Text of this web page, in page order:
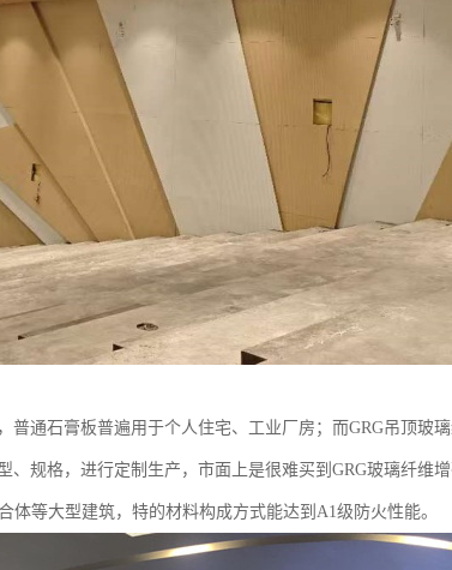
通石膏板普遍用于个人住宅、工业厂房；而GRG吊顶玻
规格，进行定制生产，市面上是很难买到GRG玻璃纤维增
等大型建筑，特的材料构成方式能达到A1级防火性能。